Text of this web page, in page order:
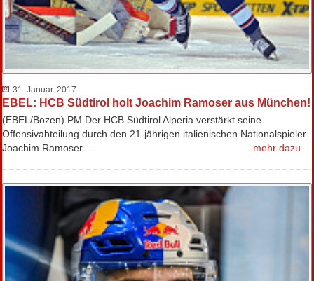
31. Januar. 2017
EBEL: HCB Südtirol holt Joachim Ramoser aus München!
(EBEL/Bozen) PM Der HCB Südtirol Alperia verstärkt seine
Offensivabteilung durch den 21-jährigen italienischen Nationalspieler
Joachim Ramoser.…
mehr dazu...